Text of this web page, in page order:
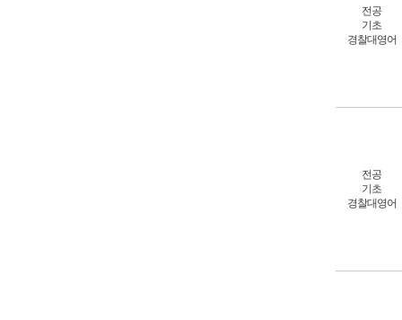
전공
기초
경찰대영어
전공
기초
경찰대영어